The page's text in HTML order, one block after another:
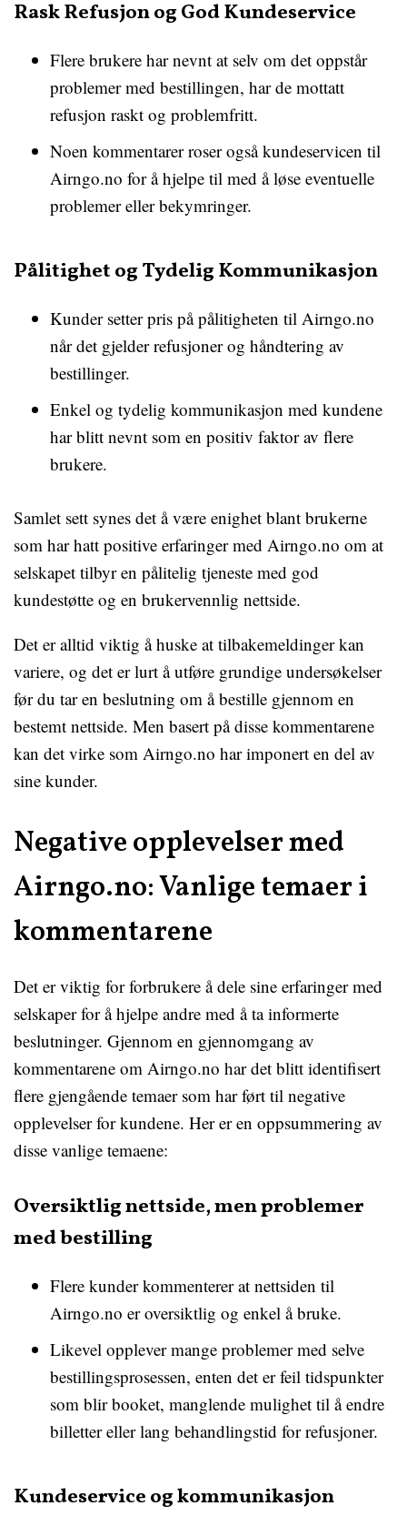
Rask Refusjon og God Kundeservice
Flere brukere har nevnt at selv om det oppstår
problemer med bestillingen, har de mottatt
refusjon raskt og problemfritt.
Noen kommentarer roser også kundeservicen til
Airngo.no for å hjelpe til med å løse eventuelle
problemer eller bekymringer.
Pålitighet og Tydelig Kommunikasjon
Kunder setter pris på pålitigheten til Airngo.no
når det gjelder refusjoner og håndtering av
bestillinger.
Enkel og tydelig kommunikasjon med kundene
har blitt nevnt som en positiv faktor av flere
brukere.
Samlet sett synes det å være enighet blant brukerne
som har hatt positive erfaringer med Airngo.no om at
selskapet tilbyr en pålitelig tjeneste med god
kundestøtte og en brukervennlig nettside.
Det er alltid viktig å huske at tilbakemeldinger kan
variere, og det er lurt å utføre grundige undersøkelser
før du tar en beslutning om å bestille gjennom en
bestemt nettside. Men basert på disse kommentarene
kan det virke som Airngo.no har imponert en del av
sine kunder.
Negative opplevelser med
Airngo.no: Vanlige temaer i
kommentarene
Det er viktig for forbrukere å dele sine erfaringer med
selskaper for å hjelpe andre med å ta informerte
beslutninger. Gjennom en gjennomgang av
kommentarene om Airngo.no har det blitt identifisert
flere gjengående temaer som har ført til negative
opplevelser for kundene. Her er en oppsummering av
disse vanlige temaene:
Oversiktlig nettside, men problemer
med bestilling
Flere kunder kommenterer at nettsiden til
Airngo.no er oversiktlig og enkel å bruke.
Likevel opplever mange problemer med selve
bestillingsprosessen, enten det er feil tidspunkter
som blir booket, manglende mulighet til å endre
billetter eller lang behandlingstid for refusjoner.
Kundeservice og kommunikasjon